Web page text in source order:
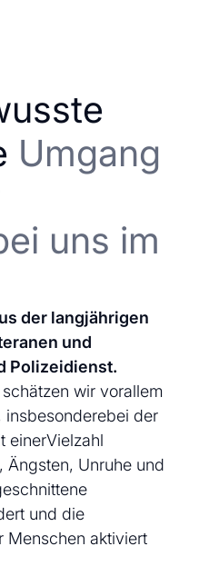
Umgang
uns im
der langjährigen
und
Polizeidienst.
wir vorallem
insbesonderebei der
einerVielzahl
Unruhe und
und die
Menschen aktiviert